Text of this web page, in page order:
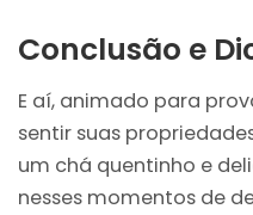
Conclusão e
E aí, animado para
sentir suas
um chá quentinho e
nesses momentos de